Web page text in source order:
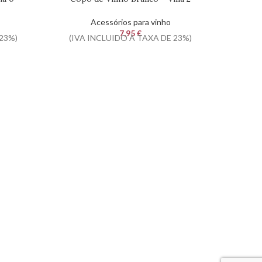
Acessórios para vinho
7,95€
(IVA INCLUIDO À TAXA DE 23%)